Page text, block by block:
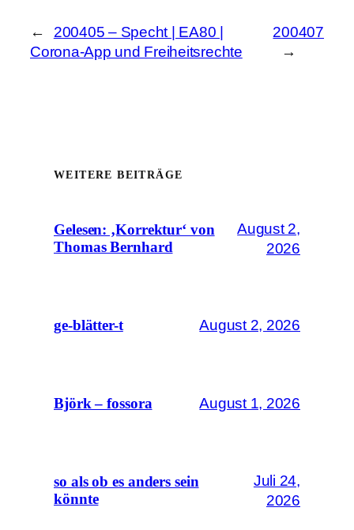
←
200405 – Specht | EA80 |
Corona-App und Freiheitsrechte
200407
→
WEITERE BEITRÄGE
Gelesen: ‚Korrektur‘ von
Thomas Bernhard
August 2,
2026
ge-blätter-t August 2, 2026
Björk – fossora August 1, 2026
so als ob es anders sein
könnte
Juli 24,
2026